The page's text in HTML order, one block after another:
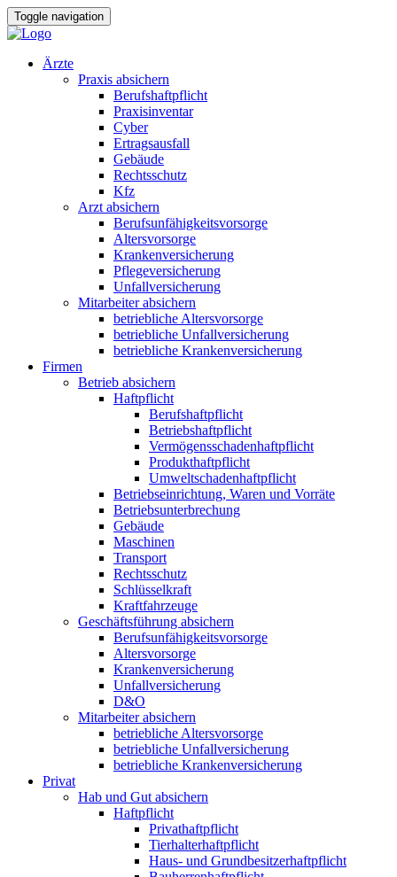
Toggle navigation
Ärzte
Praxis absichern
Berufshaftpflicht
Praxisinventar
Cyber
Ertragsausfall
Gebäude
Rechtsschutz
Kfz
Arzt absichern
Berufsunfähigkeitsvorsorge
Altersvorsorge
Krankenversicherung
Pflegeversicherung
Unfallversicherung
Mitarbeiter absichern
betriebliche Altersvorsorge
betriebliche Unfallversicherung
betriebliche Krankenversicherung
Firmen
Betrieb absichern
Haftpflicht
Berufshaftpflicht
Betriebshaftpflicht
Vermögensschadenhaftpflicht
Produkthaftpflicht
Umweltschadenhaftpflicht
Betriebseinrichtung, Waren und Vorräte
Betriebsunterbrechung
Gebäude
Maschinen
Transport
Rechtsschutz
Schlüsselkraft
Kraftfahrzeuge
Geschäftsführung absichern
Berufsunfähigkeitsvorsorge
Altersvorsorge
Krankenversicherung
Unfallversicherung
D&O
Mitarbeiter absichern
betriebliche Altersvorsorge
betriebliche Unfallversicherung
betriebliche Krankenversicherung
Privat
Hab und Gut absichern
Haftpflicht
Privathaftpflicht
Tierhalterhaftpflicht
Haus- und Grundbesitzerhaftpflicht